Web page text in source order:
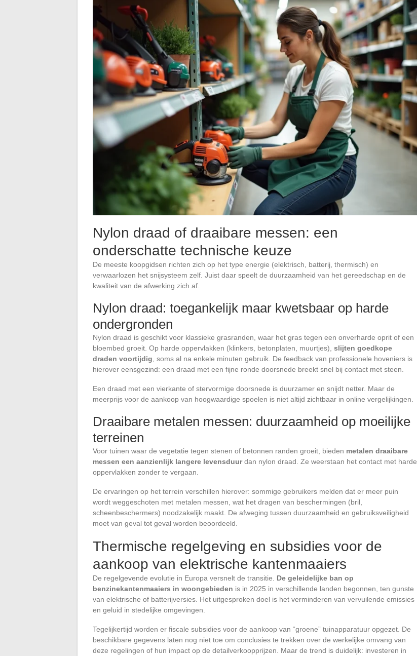
Nylon draad of draaibare messen: een
onderschatte technische keuze
De meeste koopgidsen richten zich op het type energie (elektrisch, batterij, thermisch) en
verwaarlozen het snijsysteem zelf. Juist daar speelt de duurzaamheid van het gereedschap en de
kwaliteit van de afwerking zich af.
Nylon draad: toegankelijk maar kwetsbaar op harde
ondergronden
Nylon draad is geschikt voor klassieke grasranden, waar het gras tegen een onverharde oprit of een
bloembed groeit. Op harde oppervlakken (klinkers, betonplaten, muurtjes), slijten goedkope
draden voortijdig, soms al na enkele minuten gebruik. De feedback van professionele hoveniers is
hierover eensgezind: een draad met een fijne ronde doorsnede breekt snel bij contact met steen.
Een draad met een vierkante of stervormige doorsnede is duurzamer en snijdt netter. Maar de
meerprijs voor de aankoop van hoogwaardige spoelen is niet altijd zichtbaar in online vergelijkingen.
Draaibare metalen messen: duurzaamheid op moeilijke
terreinen
Voor tuinen waar de vegetatie tegen stenen of betonnen randen groeit, bieden metalen draaibare
messen een aanzienlijk langere levensduurdan nylon draad. Ze weerstaan het contact met harde
oppervlakken zonder te vergaan.
De ervaringen op het terrein verschillen hierover: sommige gebruikers melden dat er meer puin
wordt weggeschoten met metalen messen, wat het dragen van beschermingen (bril,
scheenbeschermers) noodzakelijk maakt. De afweging tussen duurzaamheid en gebruiksveiligheid
moet van geval tot geval worden beoordeeld.
Thermische regelgeving en subsidies voor de
aankoop van elektrische kantenmaaiers
De regelgevende evolutie in Europa versnelt de transitie. De geleidelijke ban op
benzinekantenmaaiers in woongebieden is in 2025 in verschillende landen begonnen, ten gunste
van elektrische of batterijversies. Het uitgesproken doel is het verminderen van vervuilende emissies
en geluid in stedelijke omgevingen.
Tegelijkertijd worden er fiscale subsidies voor de aankoop van “groene” tuinapparatuur opgezet. De
beschikbare gegevens laten nog niet toe om conclusies te trekken over de werkelijke omvang van
deze regelingen of hun impact op de detailverkoopprijzen. Maar de trend is duidelijk: investeren in